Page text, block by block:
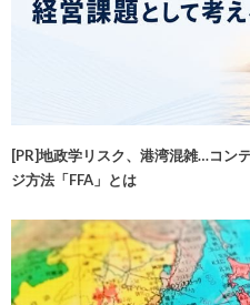
[PR]地政学リスク、港湾混雑…コン
ジ方法「FFA」とは